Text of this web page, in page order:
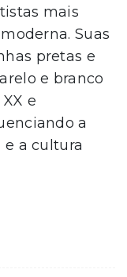
mais
Suas
pretas e
e branco
e
a
a cultura